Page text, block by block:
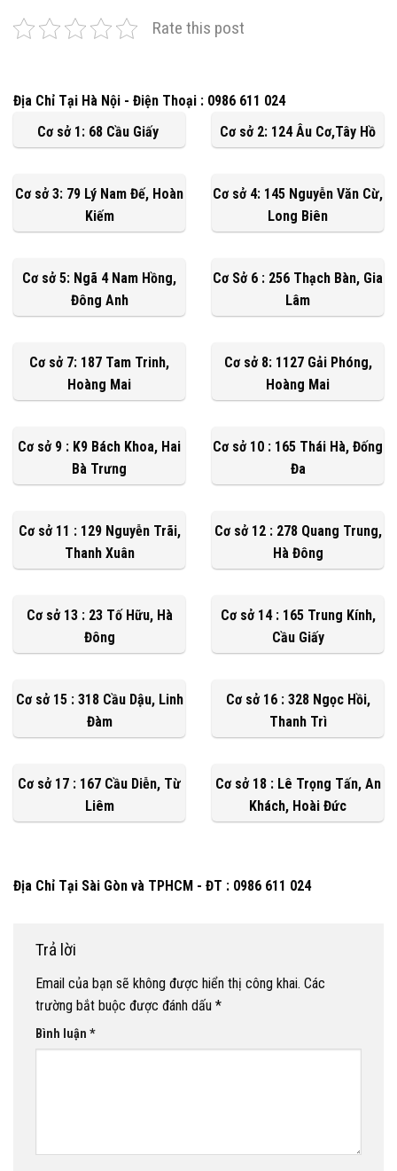
Rate this post
Địa Chỉ Tại Hà Nội - Điện Thoại : 0986 611 024
Cơ sở 1: 68 Cầu Giấy
Cơ sở 2: 124 Âu Cơ,Tây Hồ
Cơ sở 3: 79 Lý Nam Đế, Hoàn
Kiếm
Cơ sở 4: 145 Nguyễn Văn Cừ,
Long Biên
Cơ sở 5: Ngã 4 Nam Hồng,
Đông Anh
Cơ Sở 6 : 256 Thạch Bàn, Gia
Lâm
Cơ sở 7: 187 Tam Trinh,
Hoàng Mai
Cơ sở 8: 1127 Gải Phóng,
Hoàng Mai
Cơ sở 9 : K9 Bách Khoa, Hai
Bà Trưng
Cơ sở 10 : 165 Thái Hà, Đống
Đa
Cơ sở 11 : 129 Nguyễn Trãi,
Thanh Xuân
Cơ sở 12 : 278 Quang Trung,
Hà Đông
Cơ sở 13 : 23 Tố Hữu, Hà
Đông
Cơ sở 14 : 165 Trung Kính,
Cầu Giấy
Cơ sở 15 : 318 Cầu Dậu, Linh
Đàm
Cơ sở 16 : 328 Ngọc Hồi,
Thanh Trì
Cơ sở 17 : 167 Cầu Diễn, Từ
Liêm
Cơ sở 18 : Lê Trọng Tấn, An
Khách, Hoài Đức
Địa Chỉ Tại Sài Gòn và TPHCM - ĐT : 0986 611 024
Trả lời
Email của bạn sẽ không được hiển thị công khai. Các
trường bắt buộc được đánh dấu *
Bình luận *